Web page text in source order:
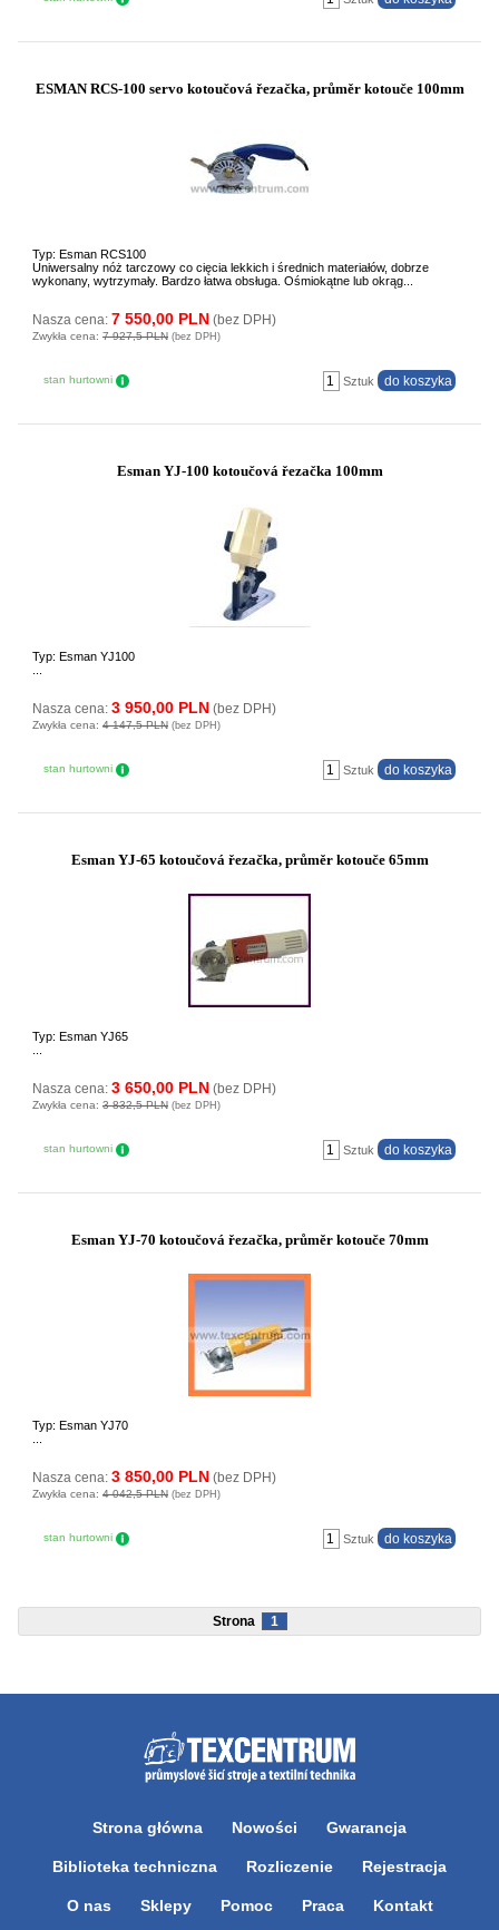
ESMAN RCS-100 servo kotoučová řezačka, průměr kotouče 100mm
Typ: Esman RCS100
Uniwersalny nóż tarczowy co cięcia lekkich i średnich materiałów, dobrze
wykonany, wytrzymały. Bardzo łatwa obsługa. Ośmiokątne lub okrąg...
Nasza cena: 7 550,00 PLN (bez DPH)
Zwykła cena: 7 927,5 PLN (bez DPH)
stan hurtowni Sztuk
Esman YJ-100 kotoučová řezačka 100mm
Typ: Esman YJ100
Nasza cena: 3 950,00 PLN (bez DPH)
Zwykła cena: 4 147,5 PLN (bez DPH)
stan hurtowni Sztuk
Esman YJ-65 kotoučová řezačka, průměr kotouče 65mm
Typ: Esman YJ65
Nasza cena: 3 650,00 PLN (bez DPH)
Zwykła cena: 3 832,5 PLN (bez DPH)
stan hurtowni Sztuk
Esman YJ-70 kotoučová řezačka, průměr kotouče 70mm
Typ: Esman YJ70
Nasza cena: 3 850,00 PLN (bez DPH)
Zwykła cena: 4 042,5 PLN (bez DPH)
stan hurtowni Sztuk
Strona 1
Strona główna Nowości Gwarancja
Biblioteka techniczna Rozliczenie Rejestracja
O nas Sklepy Pomoc Praca Kontakt